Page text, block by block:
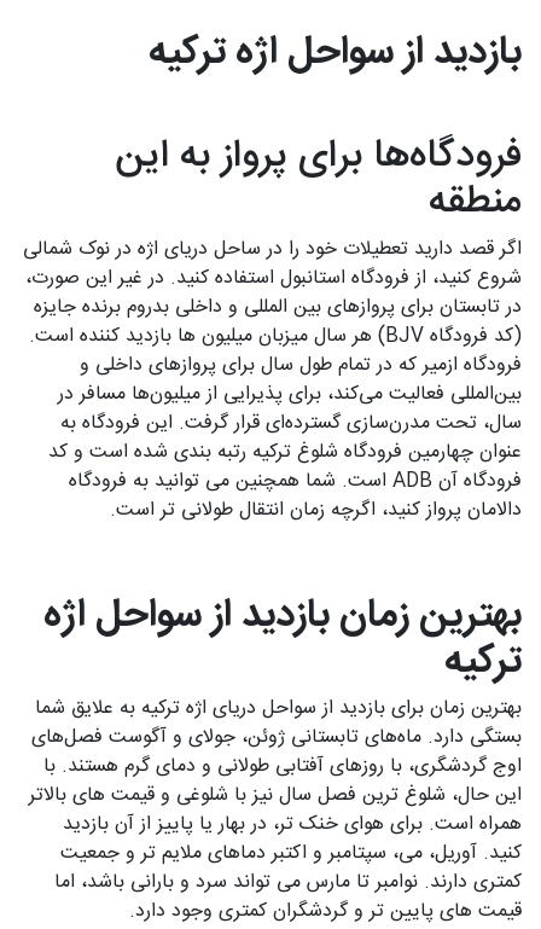
بازدید از سواحل اژه ترکیه
فرودگاه‌ها برای پرواز به این
منطقه
اگر قصد دارید تعطیلات خود را در ساحل دریای اژه در نوک شمالی
شروع کنید، از فرودگاه استانبول استفاده کنید. در غیر این صورت،
در تابستان برای پروازهای بین المللی و داخلی بدروم برنده جایزه
(کد فرودگاه BJV) هر سال میزبان میلیون ها بازدید کننده است.
فرودگاه ازمیر که در تمام طول سال برای پروازهای داخلی و
بین‌المللی فعالیت می‌کند، برای پذیرایی از میلیون‌ها مسافر در
سال، تحت مدرن‌سازی گسترده‌ای قرار گرفت. این فرودگاه به
عنوان چهارمین فرودگاه شلوغ ترکیه رتبه بندی شده است و کد
فرودگاه آن ADB است. شما همچنین می توانید به فرودگاه
دالامان پرواز کنید، اگرچه زمان انتقال طولانی تر است.
بهترین زمان بازدید از سواحل اژه
ترکیه
بهترین زمان برای بازدید از سواحل دریای اژه ترکیه به علایق شما
بستگی دارد. ماه‌های تابستانی ژوئن، جولای و آگوست فصل‌های
اوج گردشگری، با روزهای آفتابی طولانی و دمای گرم هستند. با
این حال، شلوغ ترین فصل سال نیز با شلوغی و قیمت های بالاتر
همراه است. برای هوای خنک تر، در بهار یا پاییز از آن بازدید
کنید. آوریل، می، سپتامبر و اکتبر دماهای ملایم تر و جمعیت
کمتری دارند. نوامبر تا مارس می تواند سرد و بارانی باشد، اما
قیمت های پایین تر و گردشگران کمتری وجود دارد.